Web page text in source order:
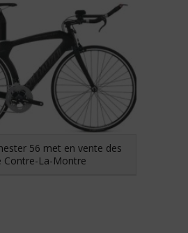
56 met en vente des
Contre-La-Montre